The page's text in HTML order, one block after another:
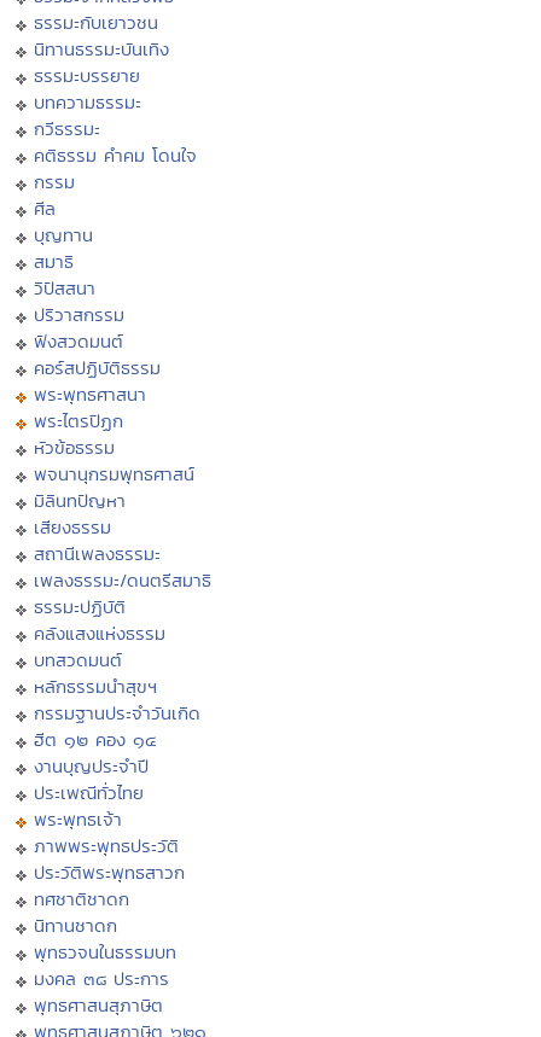
ธรรมะกับเยาวชน
นิทานธรรมะบันเทิง
ธรรมะบรรยาย
บทความธรรมะ
กวีธรรมะ
คติธรรม คำคม โดนใจ
กรรม
ศีล
บุญทาน
สมาธิ
วิปัสสนา
ปริวาสกรรม
ฟังสวดมนต์
คอร์สปฏิบัติธรรม
พระพุทธศาสนา
พระไตรปิฏก
หัวข้อธรรม
พจนานุกรมพุทธศาสน์
มิลินทปัญหา
เสียงธรรม
สถานีเพลงธรรมะ
เพลงธรรมะ/ดนตรีสมาธิ
ธรรมะปฏิบัติ
คลังแสงแห่งธรรม
บทสวดมนต์
หลักธรรมนำสุขฯ
กรรมฐานประจำวันเกิด
ฮีต ๑๒ คอง ๑๔
งานบุญประจำปี
ประเพณีทั่วไทย
พระพุทธเจ้า
ภาพพระพุทธประวัติ
ประวัติพระพุทธสาวก
ทศชาติชาดก
นิทานชาดก
พุทธวจนในธรรมบท
มงคล ๓๘ ประการ
พุทธศาสนสุภาษิต